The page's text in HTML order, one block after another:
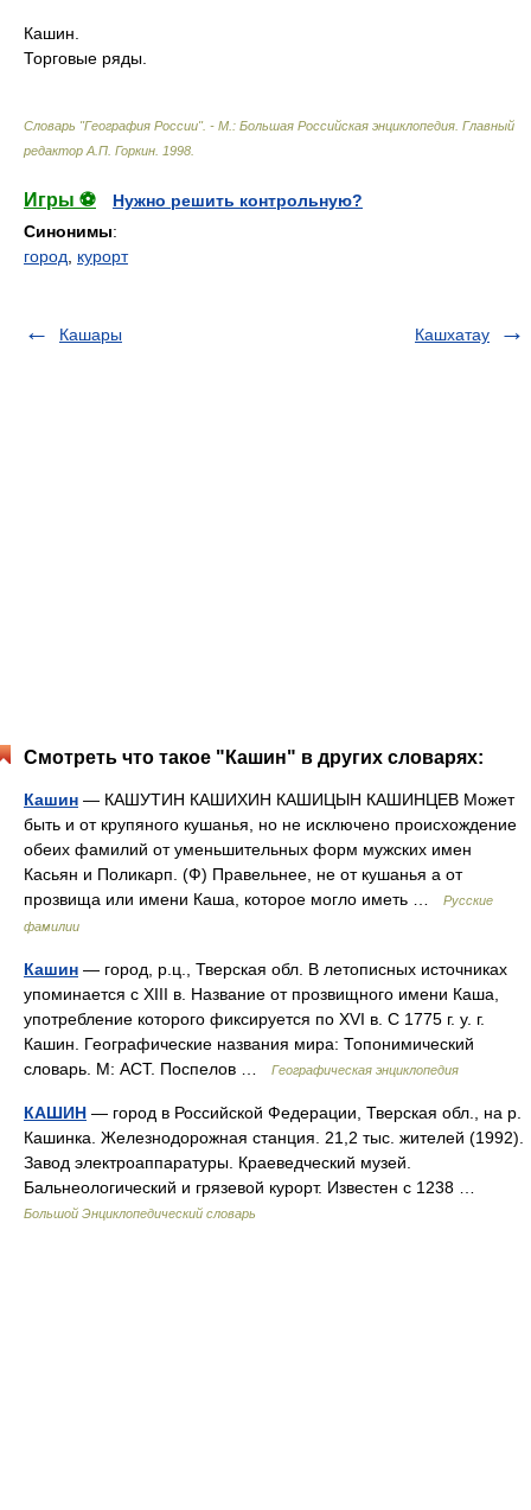
Кашин.
Торговые ряды.
Словарь "География России". - М.: Большая Российская энциклопедия Главный
редактор А.П. Горкин 1998
Игры ⚽
Нужно решить контрольную?
Синонимы:
город
курорт
Кашары Кашхатау
Смотреть что такое "Кашин" в других словарях:
Кашин — КАШУТИН КАШИХИН КАШИЦЫН КАШИНЦЕВ Может
быть и от крупяного кушанья, но не исключено происхождение
обеих фамилий от уменьшительных форм мужских имен
Касьян и Поликарп. (Ф) Правельнее, не от кушанья а от
прозвища или имени Каша, которое могло иметь …
Русские
фамилии
Кашин — город, р.ц., Тверская обл. В летописных источниках
упоминается с XIII в. Название от прозвищного имени Каша,
употребление которого фиксируется по XVI в. С 1775 г. у. г.
Кашин. Географические названия мира: Топонимический
словарь. М: АСТ. Поспелов …
Географическая энциклопедия
КАШИН — город в Российской Федерации, Тверская обл., на р.
Кашинка. Железнодорожная станция. 21,2 тыс. жителей (1992).
Завод электроаппаратуры. Краеведческий музей.
Бальнеологический и грязевой курорт. Известен с 1238 …
Большой Энциклопедический словарь